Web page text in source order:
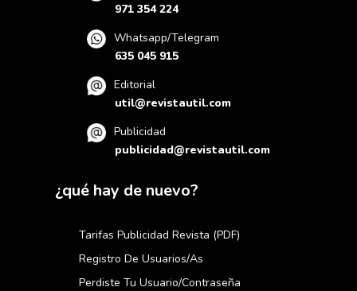
971 354 224
Whatsapp/Telegram
635 045 915
Editorial
util@revistautil.com
Publicidad
publicidad@revistautil.com
¿qué hay de nuevo?
Tarifas Publicidad Revista (PDF)
Registro De Usuarios/as
Perdiste Tu Usuario/contraseña